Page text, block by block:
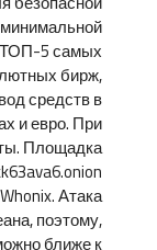
ТОП-5 самых
бирж,
средств в
и евро. При
Площадка
Атака
поэтому,